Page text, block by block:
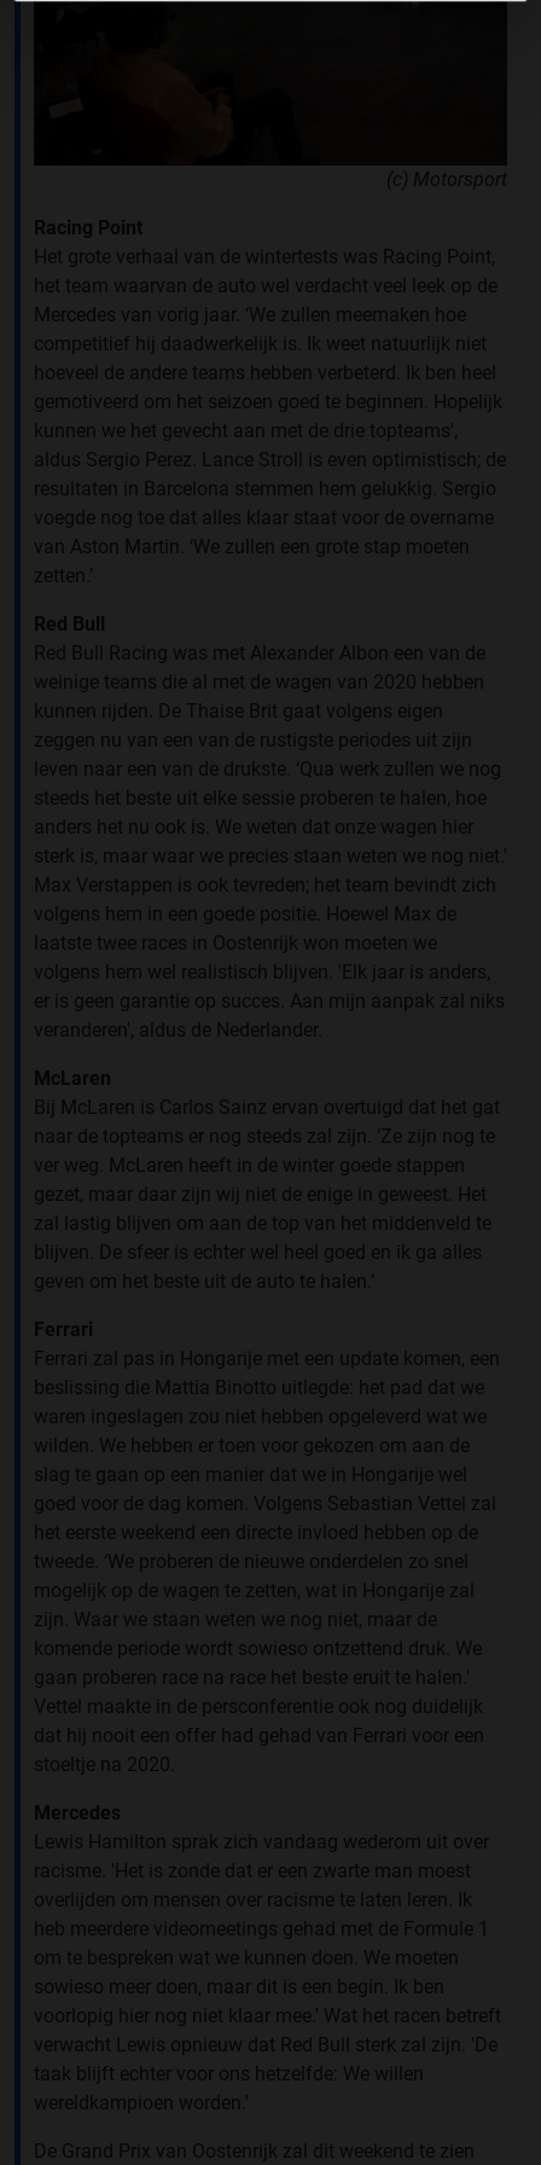
(c) Motorsport
Racing Point
Het grote verhaal van de wintertests was Racing Point,
het team waarvan de auto wel verdacht veel leek op de
Mercedes van vorig jaar. ‘We zullen meemaken hoe
competitief hij daadwerkelijk is. Ik weet natuurlijk niet
hoeveel de andere teams hebben verbeterd. Ik ben heel
gemotiveerd om het seizoen goed te beginnen. Hopelijk
kunnen we het gevecht aan met de drie topteams',
aldus Sergio Perez. Lance Stroll is even optimistisch; de
resultaten in Barcelona stemmen hem gelukkig. Sergio
voegde nog toe dat alles klaar staat voor de overname
van Aston Martin. ‘We zullen een grote stap moeten
zetten.’
Red Bull
Red Bull Racing was met Alexander Albon een van de
weinige teams die al met de wagen van 2020 hebben
kunnen rijden. De Thaise Brit gaat volgens eigen
zeggen nu van een van de rustigste periodes uit zijn
leven naar een van de drukste. ‘Qua werk zullen we nog
steeds het beste uit elke sessie proberen te halen, hoe
anders het nu ook is. We weten dat onze wagen hier
sterk is, maar waar we precies staan weten we nog niet.'
Max Verstappen is ook tevreden; het team bevindt zich
volgens hem in een goede positie. Hoewel Max de
laatste twee races in Oostenrijk won moeten we
volgens hem wel realistisch blijven. 'Elk jaar is anders,
er is geen garantie op succes. Aan mijn aanpak zal niks
veranderen', aldus de Nederlander.
McLaren
Bij McLaren is Carlos Sainz ervan overtuigd dat het gat
naar de topteams er nog steeds zal zijn. ‘Ze zijn nog te
ver weg. McLaren heeft in de winter goede stappen
gezet, maar daar zijn wij niet de enige in geweest. Het
zal lastig blijven om aan de top van het middenveld te
blijven. De sfeer is echter wel heel goed en ik ga alles
geven om het beste uit de auto te halen.’
Ferrari
Ferrari zal pas in Hongarije met een update komen, een
beslissing die Mattia Binotto uitlegde: het pad dat we
waren ingeslagen zou niet hebben opgeleverd wat we
wilden. We hebben er toen voor gekozen om aan de
slag te gaan op een manier dat we in Hongarije wel
goed voor de dag komen. Volgens Sebastian Vettel zal
het eerste weekend een directe invloed hebben op de
tweede. ‘We proberen de nieuwe onderdelen zo snel
mogelijk op de wagen te zetten, wat in Hongarije zal
zijn. Waar we staan weten we nog niet, maar de
komende periode wordt sowieso ontzettend druk. We
gaan proberen race na race het beste eruit te halen.'
Vettel maakte in de persconferentie ook nog duidelijk
dat hij nooit een offer had gehad van Ferrari voor een
stoeltje na 2020.
Mercedes
Lewis Hamilton sprak zich vandaag wederom uit over
racisme. 'Het is zonde dat er een zwarte man moest
overlijden om mensen over racisme te laten leren. Ik
heb meerdere videomeetings gehad met de Formule 1
om te bespreken wat we kunnen doen. We moeten
sowieso meer doen, maar dit is een begin. Ik ben
voorlopig hier nog niet klaar mee.' Wat het racen betreft
verwacht Lewis opnieuw dat Red Bull sterk zal zijn. 'De
taak blijft echter voor ons hetzelfde: We willen
wereldkampioen worden.'
De Grand Prix van Oostenrijk zal dit weekend te zien